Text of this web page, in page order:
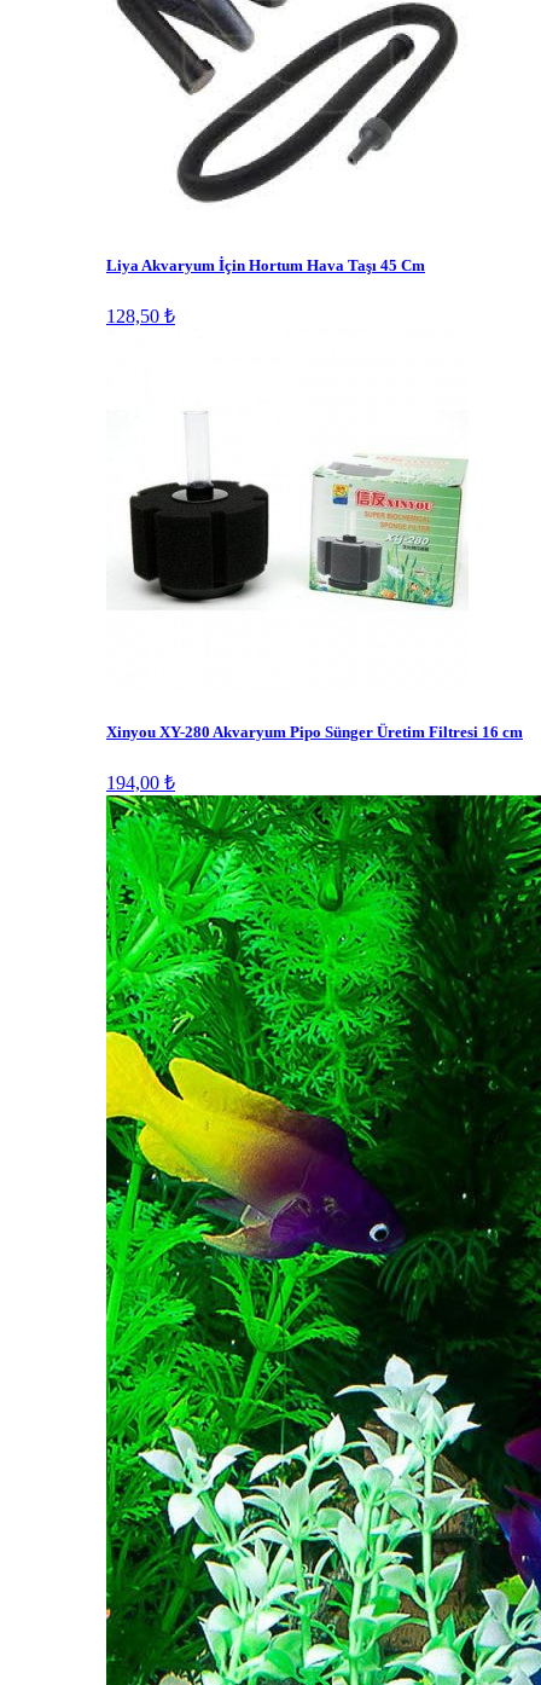
Liya Akvaryum İçin Hortum Hava Taşı 45 Cm
128,50 ₺
Xinyou XY-280 Akvaryum Pipo Sünger Üretim Filtresi 16 cm
194,00 ₺